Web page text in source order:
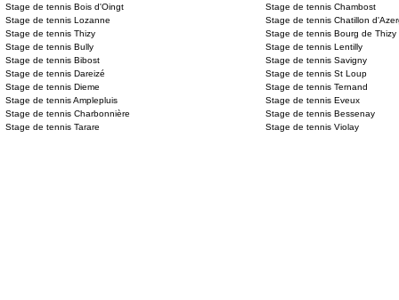
Stage de tennis Bois d'Oingt
Stage de tennis Chambost
Stage de tennis Lozanne
Stage de tennis Chatillon
Stage de tennis Thizy
Stage de tennis Bourg de Thizy
Stage de tennis Bully
Stage de tennis Lentilly
Stage de tennis Bibost
Stage de tennis Savigny
Stage de tennis Dareizé
Stage de tennis St Loup
Stage de tennis Dieme
Stage de tennis Ternand
Stage de tennis Amplepluis
Stage de tennis Eveux
Stage de tennis Charbonnière
Stage de tennis Bessenay
Stage de tennis Tarare
Stage de tennis Violay